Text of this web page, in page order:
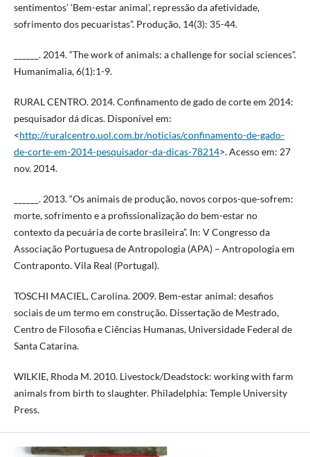
sentimentos’ ‘Bem-estar animal’, repressão da afetividade,
sofrimento dos pecuaristas”. Produção, 14(3): 35-44.
______. 2014. “The work of animals: a challenge for social sciences”.
Humanimalia, 6(1):1-9.
RURAL CENTRO. 2014. Confinamento de gado de corte em 2014:
pesquisador dá dicas. Disponível em:
<http://ruralcentro.uol.com.br/noticias/confinamento-de-gado-
de-corte-em-2014-pesquisador-da-dicas-78214>. Acesso em: 27
nov. 2014.
______. 2013. “Os animais de produção, novos corpos-que-sofrem:
morte, sofrimento e a profissionalização do bem-estar no
contexto da pecuária de corte brasileira”. In: V Congresso da
Associação Portuguesa de Antropologia (APA) – Antropologia em
Contraponto. Vila Real (Portugal).
TOSCHI MACIEL, Carolina. 2009. Bem-estar animal: desafios
sociais de um termo em construção. Dissertação de Mestrado,
Centro de Filosofia e Ciências Humanas, Universidade Federal de
Santa Catarina.
WILKIE, Rhoda M. 2010. Livestock/Deadstock: working with farm
animals from birth to slaughter. Philadelphia: Temple University
Press.